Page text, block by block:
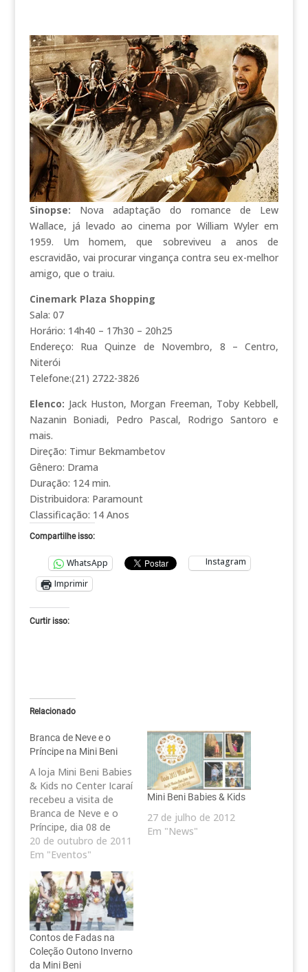
Sinopse: Nova adaptação do romance de Lew
Wallace, já levado ao cinema por William Wyler em
1959. Um homem, que sobreviveu a anos de
escravidão, vai procurar vingança contra seu ex-melhor
amigo, que o traiu.
Cinemark Plaza Shopping
Sala: 07
Horário: 14h40 – 17h30 – 20h25
Endereço: Rua Quinze de Novembro, 8 – Centro,
Niterói
Telefone:(21) 2722-3826
Elenco: Jack Huston, Morgan Freeman, Toby Kebbell,
Nazanin Boniadi, Pedro Pascal, Rodrigo Santoro e
mais.
Direção: Timur Bekmambetov
Gênero: Drama
Duração: 124 min.
Distribuidora: Paramount
Classificação: 14 Anos
Compartilhe isso:
WhatsApp
Instagram
Imprimir
Curtir isso:
Relacionado
Branca de Neve e o
Príncipe na Mini Beni
A loja Mini Beni Babies
& Kids no Center Icaraí
recebeu a visita de
Branca de Neve e o
Príncipe, dia 08 de
outubro de 2010, em
comemoração ao mês
das crianças. Mini Beni
Babies & Kids chegou
a Icarai para espalhar
alegria aos pequenos
de zero a 8 anos.…
20 de outubro de 2011
Em "Eventos"
Mini Beni Babies & Kids
27 de julho de 2012
Em "News"
Contos de Fadas na
Coleção Outono Inverno
da Mini Beni